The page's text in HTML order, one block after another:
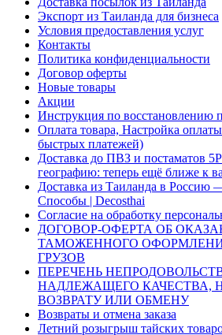
Экспорт из Таиланда для бизнеса
Условия предоставления услуг
Контакты
Политика конфиденциальности
Договор оферты
Новые товары
Акции
Инструкция по восстановлению
Оплата товара, Настройка
быстрых платежей)
Доставка до ПВЗ и постаматов
географию: теперь ещё ближе к
Доставка из Таиланда в Россию
Способы | Decosthai
Согласие на обработку
ДОГОВОР-ОФЕРТА ОБ
ТАМОЖЕННОГО
ГРУЗОВ
ПЕРЕЧЕНЬ
НАДЛЕЖАЩЕГО КАЧЕСТВА,
ВОЗВРАТУ ИЛИ ОБМЕНУ
Возвраты и отмена заказа
Летний розыгрыш тайских